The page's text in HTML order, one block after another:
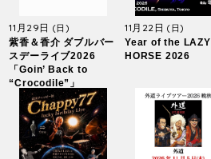
11月29日 (日)
紫香＆香介 ダブルバー
スデーライブ2026
「Goin’ Back to
“Crocodile”」
11月22日(日)
Year of the LAZY
HORSE 2026